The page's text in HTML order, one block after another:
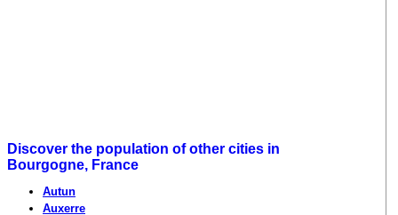
Discover the population of other cities in
Bourgogne, France
Autun
Auxerre